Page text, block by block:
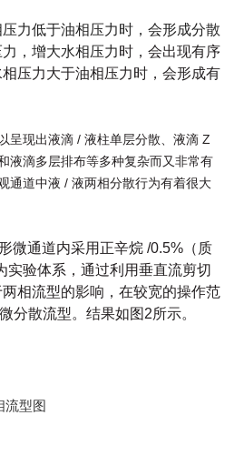
力低于油相压力时，会形成分散
，增大水相压力时，会出现有序
压力大于油相压力时，会形成有
呈现出液滴 / 液柱单层分散、液滴 Z
液滴多层排布等多种复杂而又非常有
通道中液 / 液两相分散行为有着很大
微通道内采用正辛烷 /0.5%（质
实验体系，通过利用垂直流剪切
相流型的影响，在较宽的操作范
分散流型。结果如图2所示。
流型图